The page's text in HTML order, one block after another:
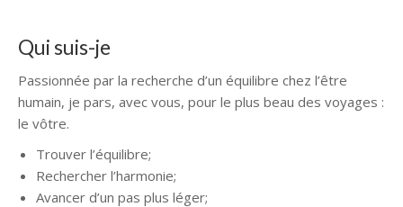
Qui suis-je
Passionnée par la recherche d’un équilibre chez l’être
humain, je pars, avec vous, pour le plus beau des voyages :
le vôtre.
Trouver l’équilibre;
Rechercher l’harmonie;
Avancer d’un pas plus léger;